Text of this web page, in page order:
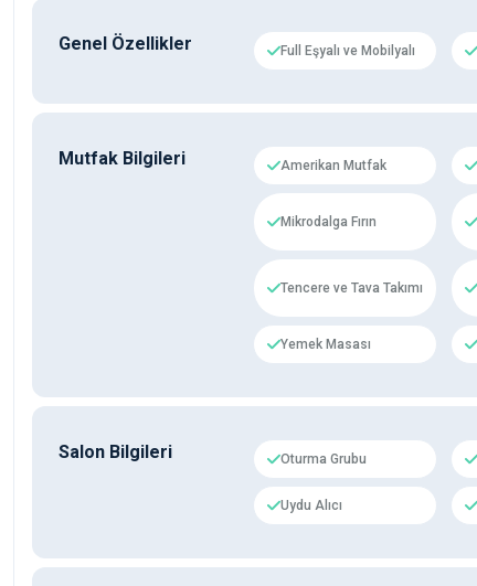
Genel Özellikler Full Eşyalı ve Mobilyalı
Mutfak Bilgileri Amerikan Mutfak
Mikrodalga Fırın
Tencere ve Tava Takımı
Yemek Masası
Salon Bilgileri Oturma Grubu
Uydu Alıcı